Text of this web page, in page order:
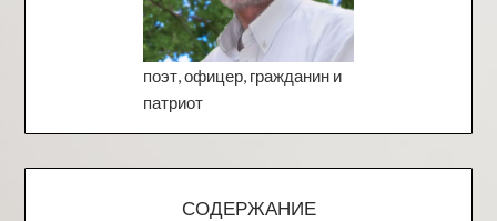
поэт, офицер, гражданин и
патриот
СОДЕРЖАНИЕ